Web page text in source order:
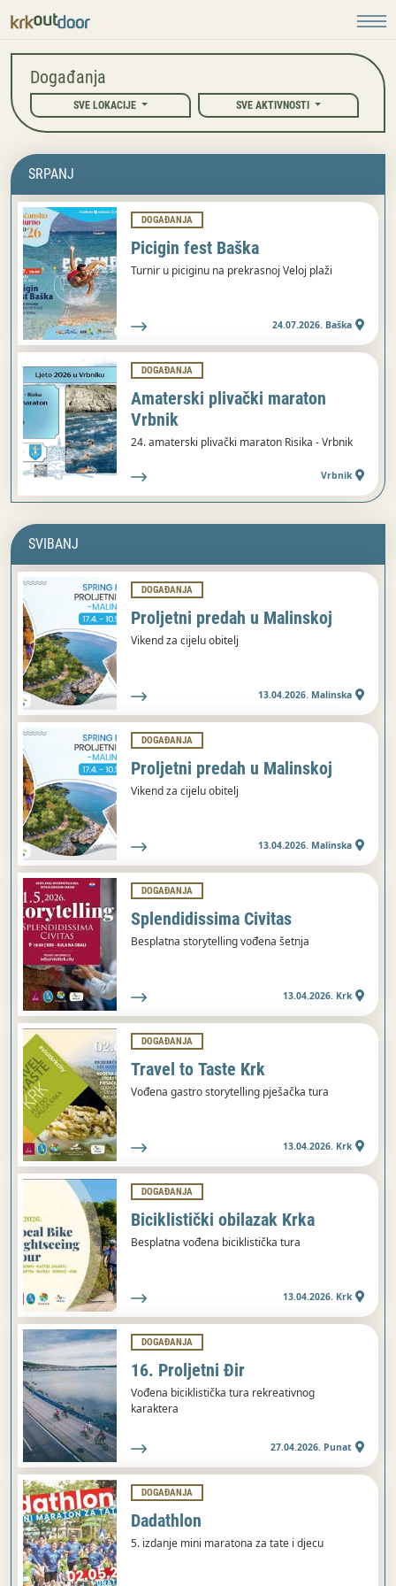
Događanja
SVE LOKACIJE SVE AKTIVNOSTI
SRPANJ
DOGAĐANJA
Picigin fest Baška
Turnir u piciginu na prekrasnoj Veloj plaži
24.07.2026. Baška
DOGAĐANJA
Amaterski plivački maraton
Vrbnik
24. amaterski plivački maraton Risika - Vrbnik
Vrbnik
SVIBANJ
DOGAĐANJA
Proljetni predah u Malinskoj
Vikend za cijelu obitelj
13.04.2026. Malinska
DOGAĐANJA
Proljetni predah u Malinskoj
Vikend za cijelu obitelj
13.04.2026. Malinska
DOGAĐANJA
Splendidissima Civitas
Besplatna storytelling vođena šetnja
13.04.2026. Krk
DOGAĐANJA
Travel to Taste Krk
Vođena gastro storytelling pješačka tura
13.04.2026. Krk
DOGAĐANJA
Biciklistički obilazak Krka
Besplatna vođena biciklistička tura
13.04.2026. Krk
DOGAĐANJA
16. Proljetni Đir
Vođena biciklistička tura rekreativnog
karaktera
27.04.2026. Punat
DOGAĐANJA
Dadathlon
5. izdanje mini maratona za tate i djecu